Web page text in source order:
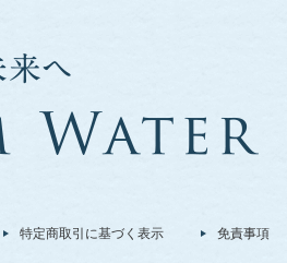
特定商取引に基づく表示 免責事項